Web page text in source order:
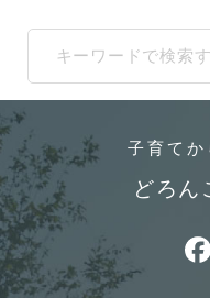
When autocomplete
子育てか
どろん